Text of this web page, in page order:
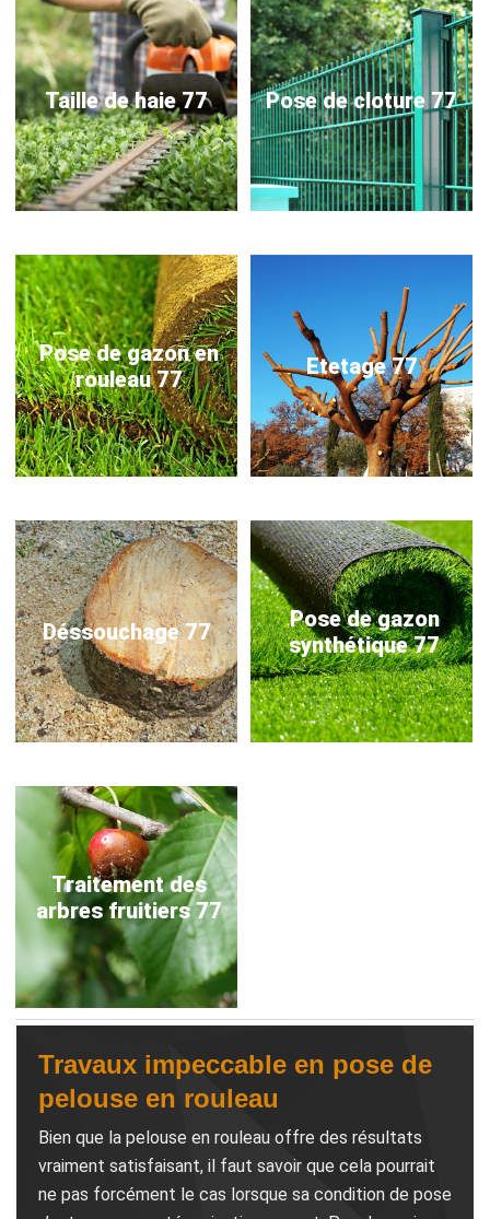
Taille de haie 77 Pose de cloture 77
Pose de gazon en
rouleau 77
Etetage 77
Déssouchage 77
Pose de gazon
synthétique 77
Traitement des
arbres fruitiers 77
Travaux impeccable en pose de
pelouse en rouleau
Bien que la pelouse en rouleau offre des résultats
vraiment satisfaisant, il faut savoir que cela pourrait
ne pas forcément le cas lorsque sa condition de pose